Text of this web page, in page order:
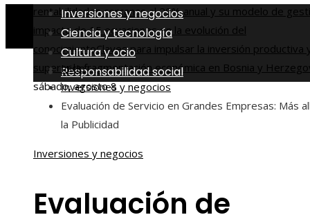
rentabilidades cercanas al 29% anual y su modelo de
impacto de 15 ecuaciones en la evolución del
conocimientoClaves para impulsar la inversión productiva
superar la fragmentación económica en Bosnia y
sábado, agosto 8
Inversiones y negocios
Ciencia y tecnología
Cultura y ocio
Responsabilidad social
Inicio
Inversiones y negocios
Evaluación de Servicio en Grandes Empresas: Más
la Publicidad
Inversiones y negocios
Evaluación de